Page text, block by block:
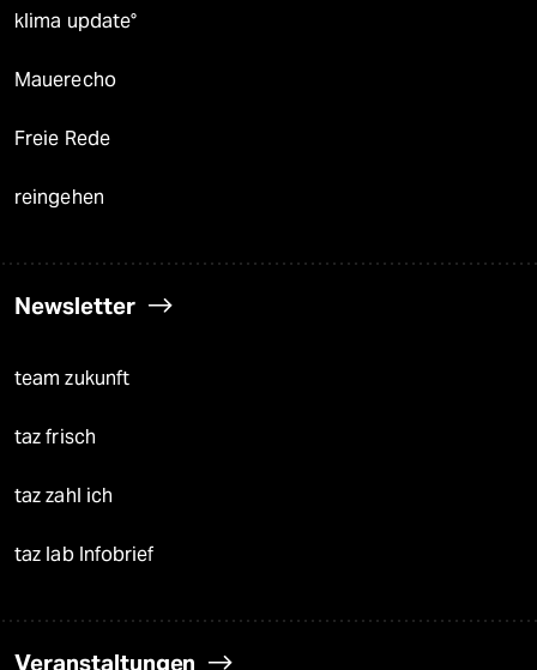
klima update°
Mauerecho
Freie Rede
reingehen
Newsletter
team zukunft
taz frisch
taz zahl ich
taz lab Infobrief
Veranstaltungen